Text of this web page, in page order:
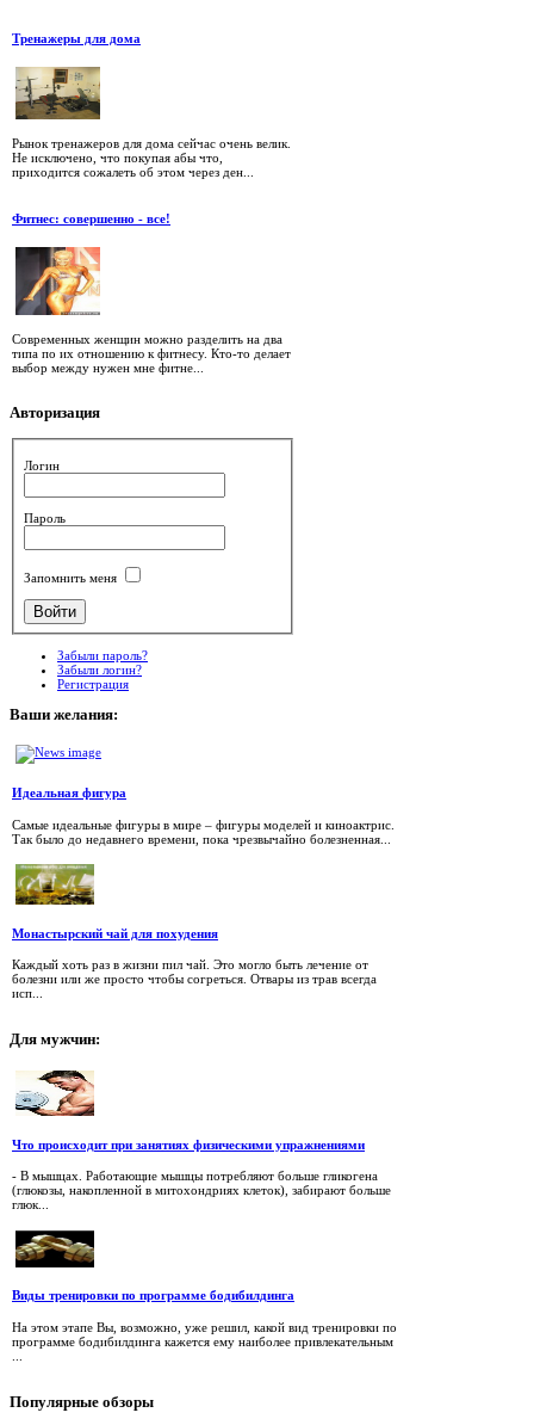
Тренажеры для дома
Рынок тренажеров для дома сейчас очень велик.
Не исключено, что покупая абы что,
приходится сожалеть об этом через ден...
Фитнес: совершенно - все!
Современных женщин можно разделить на два
типа по их отношению к фитнесу. Кто-то делает
выбор между нужен мне фитне...
Авторизация
Логин
Пароль
Запомнить меня
Забыли пароль?
Забыли логин?
Регистрация
Ваши желания:
Идеальная фигура
Самые идеальные фигуры в мире – фигуры моделей и киноактрис.
Так было до недавнего времени, пока чрезвычайно болезненная...
Монастырский чай для похудения
Каждый хоть раз в жизни пил чай. Это могло быть лечение от
болезни или же просто чтобы согреться. Отвары из трав всегда
исп...
Для мужчин:
Что происходит при занятиях физическими упражнениями
- В мышцах. Работающие мышцы потребляют больше гликогена
(глюкозы, накопленной в митохондриях клеток), забирают больше
глюк...
Виды тренировки по программе бодибилдинга
На этом этапе Вы, возможно, уже решил, какой вид тренировки по
программе бодибилдинга кажется ему наиболее привлекательным
Популярные обзоры